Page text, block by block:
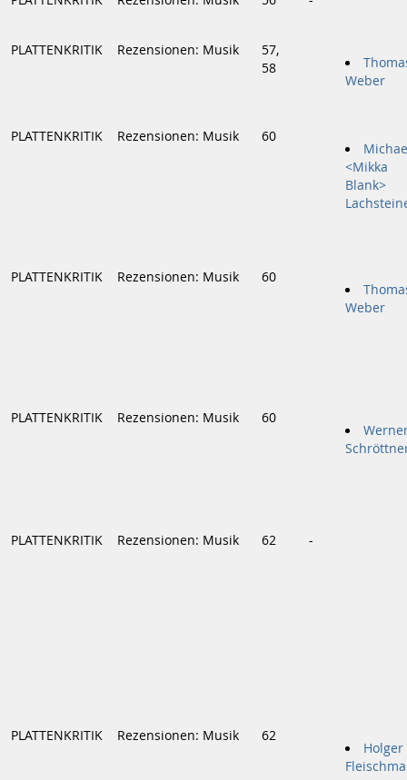
PLATTENKRITIK Rezensionen: Musik
57,
58
Weber
PLATTENKRITIK Rezensionen: Musik 60
<Mikka
Blank>
PLATTENKRITIK Rezensionen: Musik 60
Weber
PLATTENKRITIK Rezensionen: Musik 60
PLATTENKRITIK Rezensionen: Musik 62 -
PLATTENKRITIK Rezensionen: Musik 62
Holger